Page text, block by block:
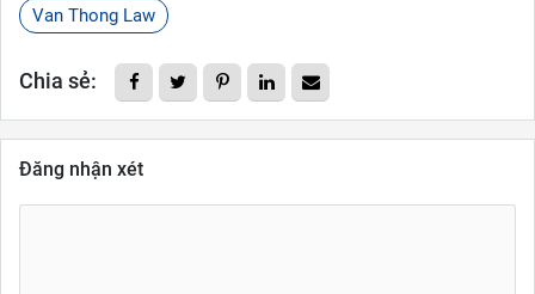
Van Thong Law
Chia sẻ:
Đăng nhận xét